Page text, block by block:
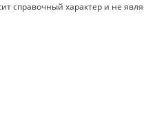
справочный характер и не